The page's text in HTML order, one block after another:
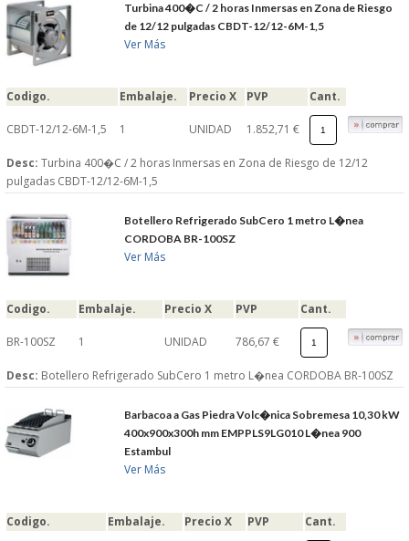
CONDICIONES DE COMPRA
GARANTIAS Y
DEVOLUCIONES
CONDICIONES DE USO
BLOG
CERRAR
S�GUENOS EN
FACEBOOK
Turbina 400�C / 2 horas Inmersas en Zona de Riesgo
de 12/12 pulgadas CBDT-12/12-6M-1,5
Ver Más
Codigo. Embalaje. Precio X PVP Cant.
CBDT-12/12-6M-1,5 1 UNIDAD 1.852,71 €
Desc: Turbina 400�C / 2 horas Inmersas en Zona de Riesgo de 12/12
pulgadas CBDT-12/12-6M-1,5
Botellero Refrigerado SubCero 1 metro L�nea
CORDOBA BR-100SZ
Ver Más
Codigo. Embalaje. Precio X PVP Cant.
BR-100SZ 1 UNIDAD 786,67 €
Desc: Botellero Refrigerado SubCero 1 metro L�nea CORDOBA BR-100SZ
Barbacoa a Gas Piedra Volc�nica Sobremesa 10,30 kW
400x900x300h mm EMPPLS9LG010 L�nea 900
Estambul
Ver Más
Codigo. Embalaje. Precio X PVP Cant.